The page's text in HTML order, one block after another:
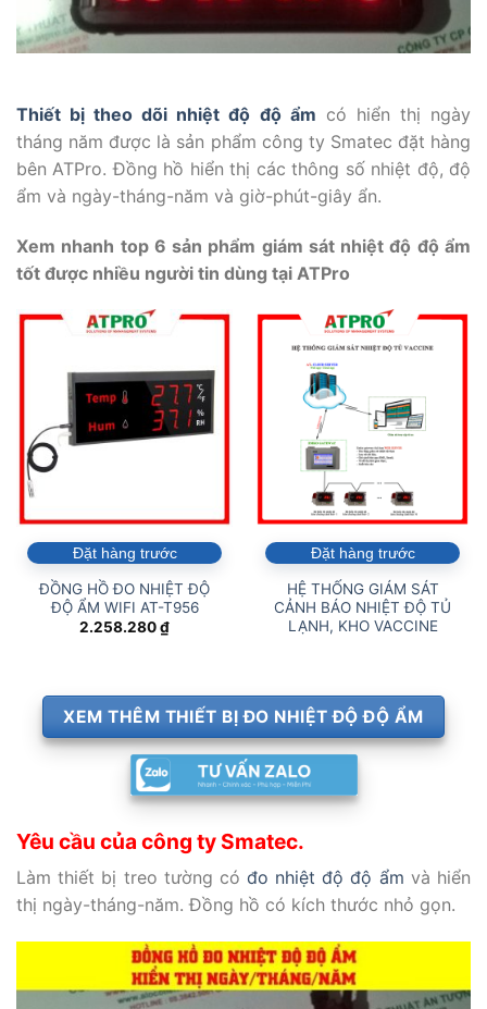
Thiết bị theo dõi nhiệt độ độ ẩm có hiển thị ngày
tháng năm được là sản phẩm công ty Smatec đặt hàng
bên ATPro. Đồng hồ hiển thị các thông số nhiệt độ, độ
ẩm và ngày-tháng-năm và giờ-phút-giây ẩn.
Xem nhanh top 6 sản phẩm giám sát nhiệt độ độ ẩm
tốt được nhiều người tin dùng tại ATPro
Đặt hàng trước
ĐỒNG HỒ ĐO NHIỆT ĐỘ
ĐỘ ẨM WIFI AT-T956
2.258.280₫
Đặt hàng trước
HỆ THỐNG GIÁM SÁT
CẢNH BÁO NHIỆT ĐỘ TỦ
LẠNH, KHO VACCINE
XEM THÊM THIẾT BỊ ĐO NHIỆT ĐỘ ĐỘ ẨM
Yêu cầu của công ty Smatec.
Làm thiết bị treo tường có đo nhiệt độ độ ẩm và hiển
thị ngày-tháng-năm. Đồng hồ có kích thước nhỏ gọn.